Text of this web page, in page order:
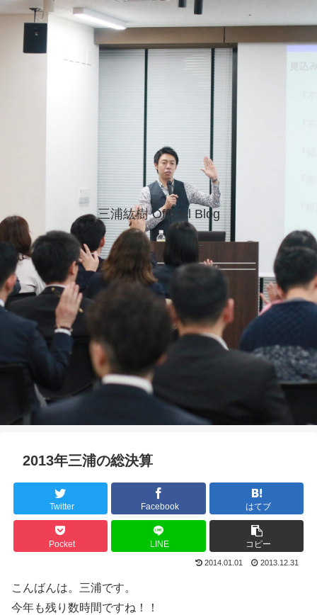
三浦紘樹 Official Blog
2013年三浦の総決算
Twitter Facebook はてブ
Pocket LINE コピー
2014.01.01 2013.12.31
こんばんは。三浦です。
今年も残り数時間ですね！！